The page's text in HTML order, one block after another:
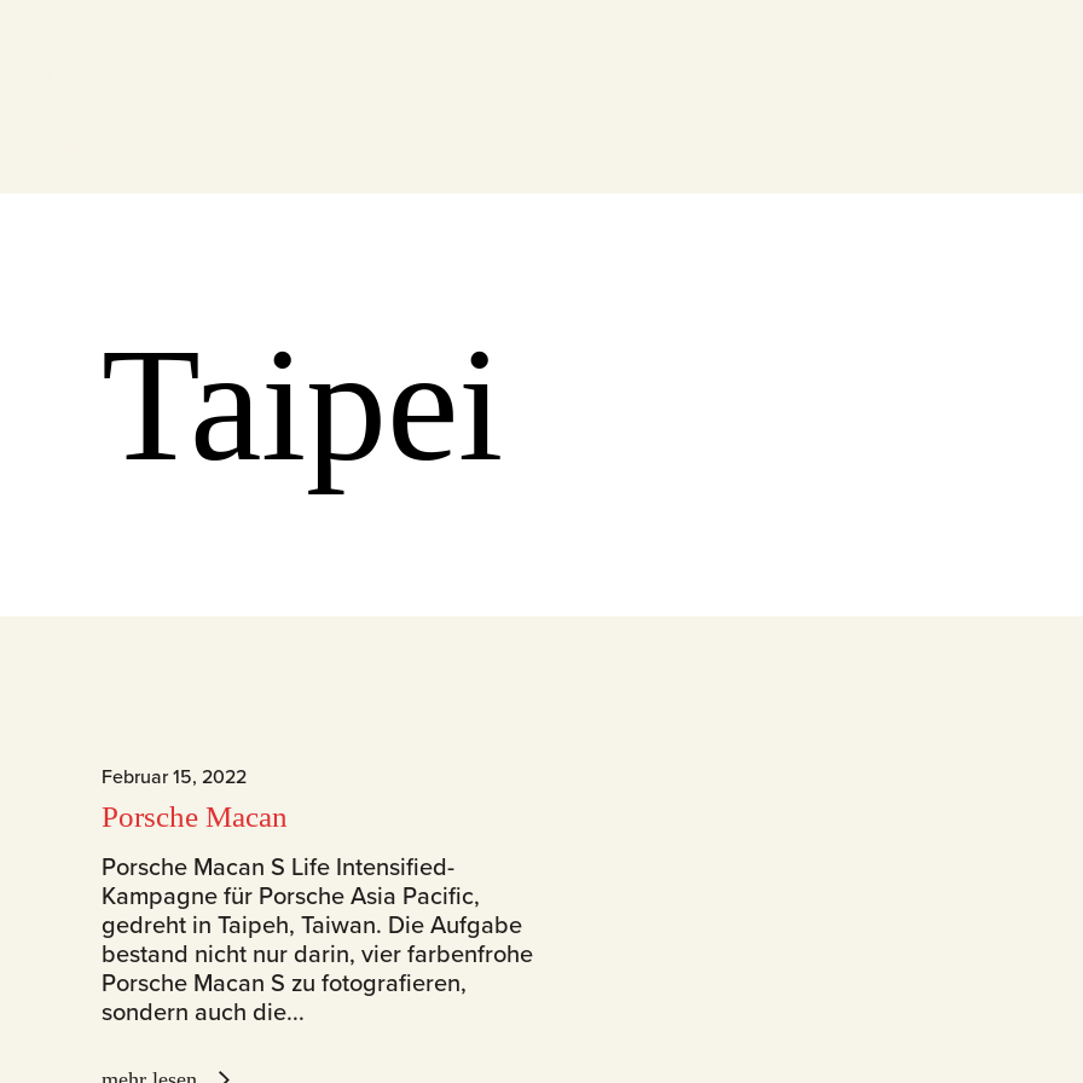
Taipei
Februar 15, 2022
Porsche Macan
Porsche Macan S Life Intensified-
Kampagne für Porsche Asia Pacific,
gedreht in Taipeh, Taiwan. Die Aufgabe
bestand nicht nur darin, vier farbenfrohe
Porsche Macan S zu fotografieren,
sondern auch die...